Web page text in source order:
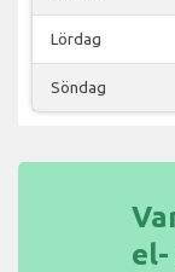
Lördag
Söndag